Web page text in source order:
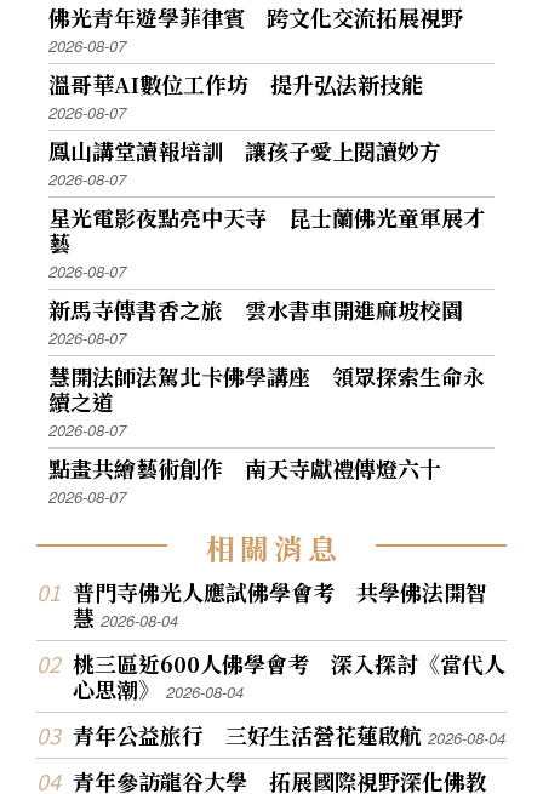
佛光青年遊學菲律賓 跨文化交流拓展視野
2026-08-07
溫哥華AI數位工作坊 提升弘法新技能
2026-08-07
鳳山講堂讀報培訓 讓孩子愛上閱讀妙方
2026-08-07
星光電影夜點亮中天寺 昆士蘭佛光童軍展才
藝
2026-08-07
新馬寺傳書香之旅 雲水書車開進麻坡校園
2026-08-07
慧開法師法駕北卡佛學講座 領眾探索生命永
續之道
2026-08-07
點畫共繪藝術創作 南天寺獻禮傳燈六十
2026-08-07
相關消息
普門寺佛光人應試佛學會考 共學佛法開智
慧2026-08-04
桃三區近600人佛學會考 深入探討《當代人
心思潮》2026-08-04
青年公益旅行 三好生活營花蓮啟航2026-08-04
青年參訪龍谷大學 拓展國際視野深化佛教